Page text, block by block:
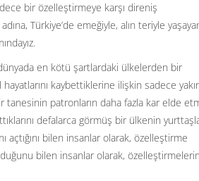
bir özelleştirmeye karşı direniş
Türkiye’de emeğiyle, alın teriyle
en kötü şartlardaki ülkelerden bir
kaybettiklerine ilişkin sadece
tanesinin patronların daha fazla kar elde
defalarca görmüş bir ülkenin
bilen insanlar olarak, özelleştirme
bilen insanlar olarak, özelleştirmelerin